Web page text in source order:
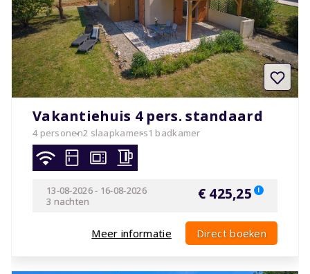
Vakantiehuis 4 pers. standaard
4 personen2 slaapkamers1 badkamer
13-08-2026- 16-08-2026
3 nachten
€ 425,25 i
Meer informatie Direct boeken